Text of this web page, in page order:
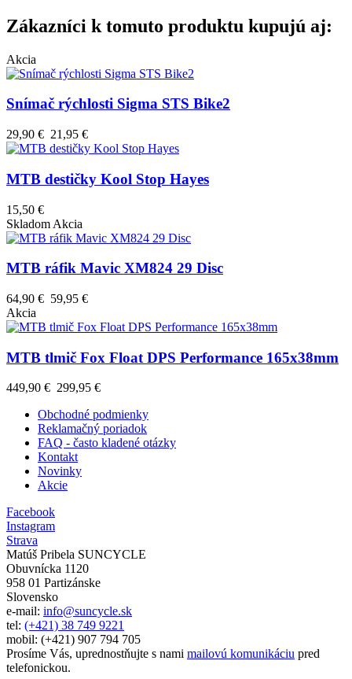
Zákazníci k tomuto produktu kupujú aj:
Akcia
Snímač rýchlosti Sigma STS Bike2
29,90 € 21,95 €
MTB destičky Kool Stop Hayes
15,50 €
Skladom Akcia
MTB ráfik Mavic XM824 29 Disc
64,90 € 59,95 €
Akcia
MTB tlmič Fox Float DPS Performance 165x38mm
449,90 € 299,95 €
Obchodné podmienky
Reklamačný poriadok
FAQ - často kladené otázky
Kontakt
Novinky
Akcie
Facebook
Instagram
Strava
Matúš Pribela SUNCYCLE
Obuvnícka 1120
958 01 Partizánske
Slovensko
e-mail: info@suncycle.sk
tel: (+421) 38 749 9221
mobil: (+421) 907 794 705
Prosíme Vás, uprednostňujte s nami mailovú komunikáciu pred
telefonickou.